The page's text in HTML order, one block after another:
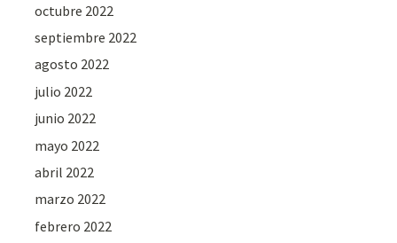
octubre 2022
septiembre 2022
agosto 2022
julio 2022
junio 2022
mayo 2022
abril 2022
marzo 2022
febrero 2022